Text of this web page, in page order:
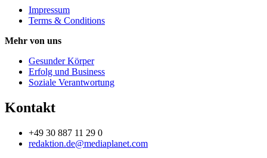
Impressum
Terms & Conditions
Mehr von uns
Gesunder Körper
Erfolg und Business
Soziale Verantwortung
Kontakt
+49 30 887 11 29 0
redaktion.de@mediaplanet.com